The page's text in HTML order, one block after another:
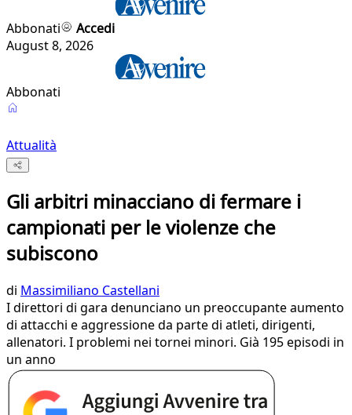
Abbonati
Accedi
August 8, 2026
Abbonati
Attualità
Gli arbitri minacciano di fermare i
campionati per le violenze che
subiscono
di Massimiliano Castellani
I direttori di gara denunciano un preoccupante aumento
di attacchi e aggressione da parte di atleti, dirigenti,
allenatori. I problemi nei tornei minori. Già 195 episodi in
un anno